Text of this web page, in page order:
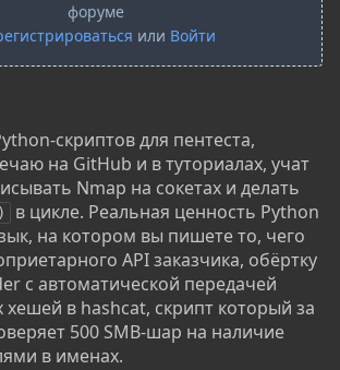
форуме
или Войти
скриптов для пентеста,
на GitHub и в туториалах, учат
Nmap на сокетах и делать
в цикле. Реальная ценность Python
на котором вы пишете то, чего
API заказчика, обёртку
с автоматической передачей
в hashcat, скрипт который за
500 SMB-шар на наличие
в именах.